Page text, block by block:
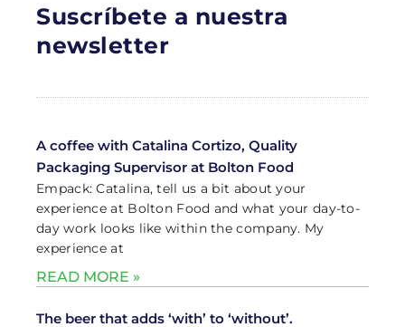
Suscríbete a nuestra
newsletter
A coffee with Catalina Cortizo, Quality
Packaging Supervisor at Bolton Food
Empack: Catalina, tell us a bit about your
experience at Bolton Food and what your day-to-
day work looks like within the company. My
experience at
READ MORE »
The beer that adds ‘with’ to ‘without’.